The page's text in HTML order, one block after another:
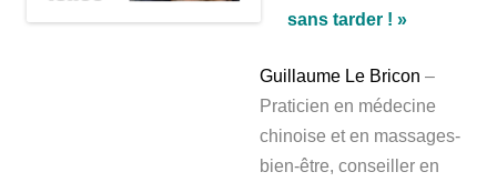
sans tarder ! »
Guillaume Le Bricon –
Praticien en médecine
chinoise et en massages-
bien-être, conseiller en